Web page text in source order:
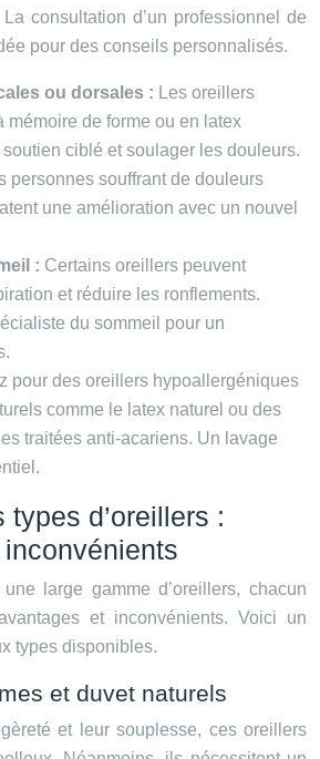
consultation d’un professionnel de
pour des conseils personnalisés.
ou dorsales : Les oreillers
mémoire de forme ou en latex
ciblé et soulager les douleurs.
personnes souffrant de douleurs
une amélioration avec un nouvel
: Certains oreillers peuvent
et réduire les ronflements.
du sommeil pour un
pour des oreillers hypoallergéniques
comme le latex naturel ou des
traitées anti-acariens. Un lavage
types d’oreillers :
large gamme d’oreillers, chacun
et inconvénients. Voici un
types disponibles.
et duvet naturels
et leur souplesse, ces oreillers